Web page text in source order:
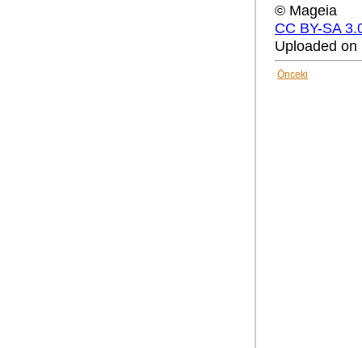
© Mageia
CC BY-SA
Uploaded
Önceki